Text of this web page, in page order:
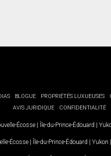
BLOGUE PROPRIÉTÉS LUXUEUSES
AVIS JURIDIQUE
CONFIDENTIALITÉ
Écosse | Île-du-Prince-Édouard |
Écosse | Île-du-Prince-Édouard | Yukon |